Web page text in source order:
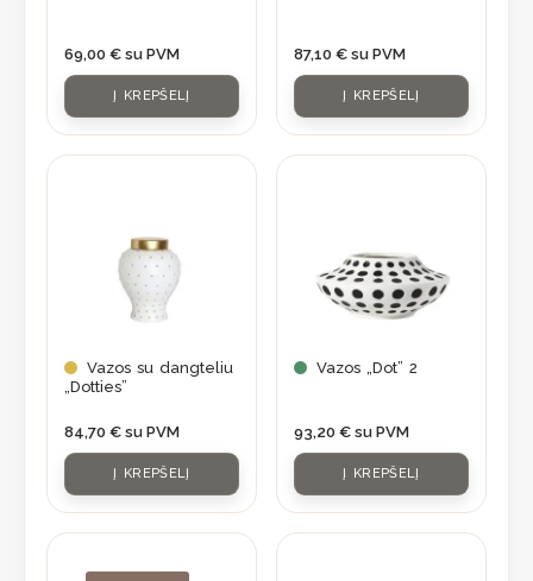
69,00 € su PVM
Į KREPŠELĮ
87,10 € su PVM
Į KREPŠELĮ
Vazos su dangteliu
„Dotties”
84,70 € su PVM
Į KREPŠELĮ
Vazos „Dot” 2
93,20 € su PVM
Į KREPŠELĮ
was:
is: